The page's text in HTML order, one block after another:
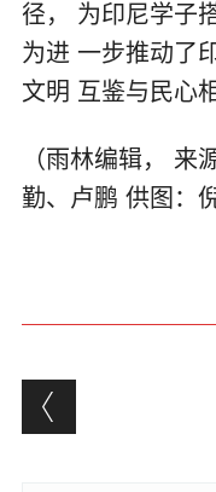
径， 为印尼学子
为进 一步推动了
文明 互鉴与民心
（雨林编辑， 来
勤、卢鹏 供图：
Post